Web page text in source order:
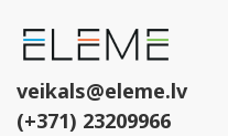
veikals@eleme.lv
(+371) 23209966